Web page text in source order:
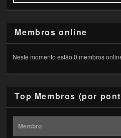
Membros online
Neste momento estão 0 membros
Top Membros (por
Membro